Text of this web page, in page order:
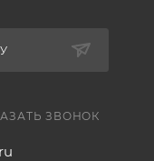
ЗВОНОК